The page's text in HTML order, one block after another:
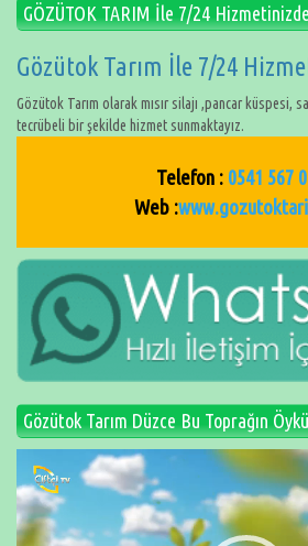
GÖZÜTOK TARIM İle 7/24
Gözütok Tarım İle 7/24
Gözütok Tarım olarak mısır silajı ,pancar küspesi,
tecrübeli bir şekilde hizmet sunmaktayız.
Telefon : 0541 567
Web :
Gözütok Tarım Düzce Bu Toprağın
oynatıcı